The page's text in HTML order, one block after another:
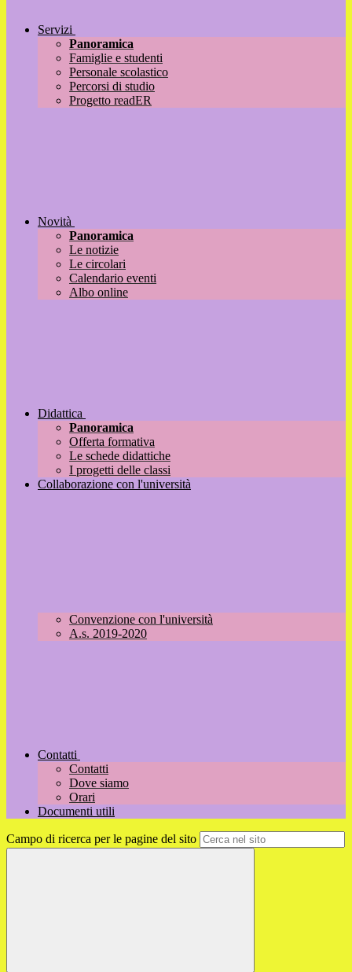
Servizi
Panoramica
Famiglie e studenti
Personale scolastico
Percorsi di studio
Progetto readER
Novità
Panoramica
Le notizie
Le circolari
Calendario eventi
Albo online
Didattica
Panoramica
Offerta formativa
Le schede didattiche
I progetti delle classi
Collaborazione con l'università
Convenzione con l'università
A.s. 2019-2020
Contatti
Contatti
Dove siamo
Orari
Documenti utili
Campo di ricerca per le pagine del sito